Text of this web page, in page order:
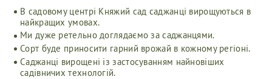
В садовому центрі Княжий сад саджанці вирощуються в
найкращих умовах.
Ми дуже ретельно доглядаємо за саджанцями.
Сорт буде приносити гарний врожай в кожному регіоні.
Саджанці вирощені із застосуванням найновіших
садівничих технологій.